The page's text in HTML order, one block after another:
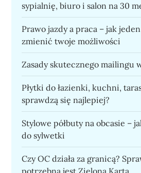
sypialnię, biuro i salon na 30
Prawo jazdy a praca – jak
zmienić twoje możliwości
Zasady skutecznego mailingu
Płytki do łazienki, kuchni,
sprawdzą się najlepiej?
Stylowe półbuty na obcasie –
do sylwetki
Czy OC działa za granicą?